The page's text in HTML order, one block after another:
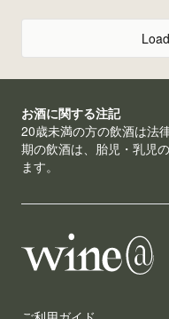
お酒に関する注記
20歳未満の方の飲酒は法
期の飲酒は、胎児・乳児
ます。